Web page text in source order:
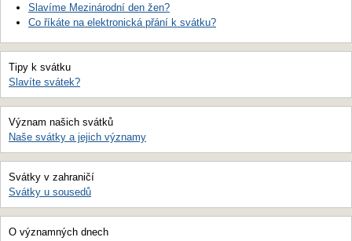
Slavíme Mezinárodní den žen?
Co říkáte na elektronická přání k svátku?
Tipy k svátku
Slavíte svátek?
Význam našich svátků
Naše svátky a jejich významy
Svátky v zahraničí
Svátky u sousedů
O významných dnech